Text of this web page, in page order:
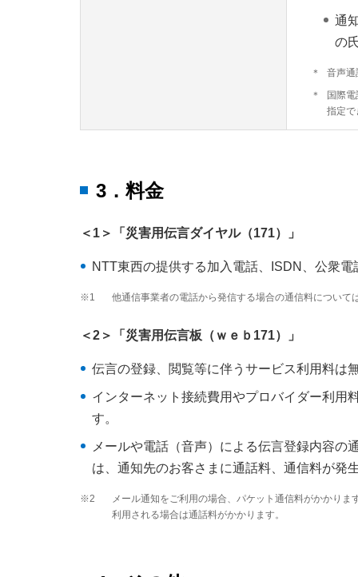
通
の
＊
音声通
＊
国際
指定で
3．料金
＜1＞「災害用伝言ダイヤル（171）」
NTT東西の提供する加入電話、ISDN、公衆
※1 他通信事業者の電話から発信する場合の通信料について
＜2＞「災害用伝言板（ｗｅｂ171）」
伝言の登録、閲覧等に伴うサービス利用料は
インターネット接続費用やプロバイダー利用
す。
メールや電話（音声）による伝言登録内容の
は、通知先のお客さまに通話料、通信料が発
※2
メール通知をご利用の場合、パケット通信料がかかり
利用される場合は通話料がかかります。